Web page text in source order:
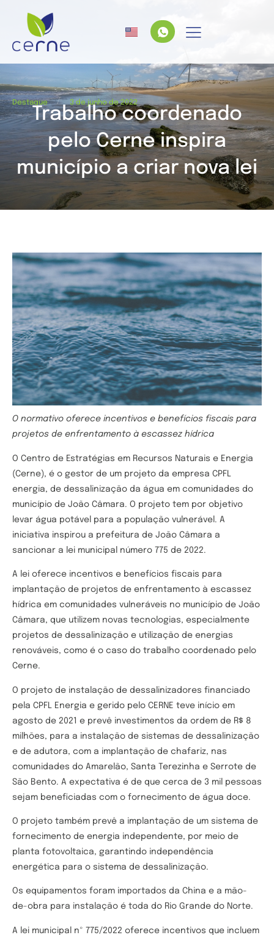
Destaque / 3 de junho de 2022
Trabalho coordenado
pelo Cerne inspira
município a criar nova lei
O normativo oferece incentivos e benefícios fiscais para
projetos de enfrentamento à escassez hídrica
O Centro de Estratégias em Recursos Naturais e Energia
(Cerne), é o gestor de um projeto da empresa CPFL
energia, de dessalinização da água em comunidades do
município de João Câmara. O projeto tem por objetivo
levar água potável para a população vulnerável. A
iniciativa inspirou a prefeitura de João Câmara a
sancionar a lei municipal número 775 de 2022.
A lei oferece incentivos e benefícios fiscais para
implantação de projetos de enfrentamento à escassez
hídrica em comunidades vulneráveis no município de João
Câmara, que utilizem novas tecnologias, especialmente
projetos de dessalinização e utilização de energias
renováveis, como é o caso do trabalho coordenado pelo
Cerne.
O projeto de instalação de dessalinizadores financiado
pela CPFL Energia e gerido pelo CERNE teve início em
agosto de 2021 e prevê investimentos da ordem de R$ 8
milhões, para a instalação de sistemas de dessalinização
e de adutora, com a implantação de chafariz, nas
comunidades do Amarelão, Santa Terezinha e Serrote de
São Bento. A expectativa é de que cerca de 3 mil pessoas
sejam beneficiadas com o fornecimento de água doce.
O projeto também prevê a implantação de um sistema de
fornecimento de energia independente, por meio de
planta fotovoltaica, garantindo independência
energética para o sistema de dessalinização.
Os equipamentos foram importados da China e a mão-
de-obra para instalação é toda do Rio Grande do Norte.
A lei municipal nº 775/2022 oferece incentivos que incluem